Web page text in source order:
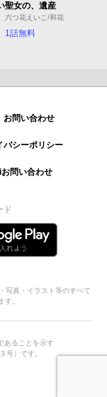
聖女の、遺産
六つ花えいこ/和花
1話無料
お問い合わせ
バシーポリシー
問い合わせ
ド
写真・イラスト等のすべて
す。
あることを示す
号）です。